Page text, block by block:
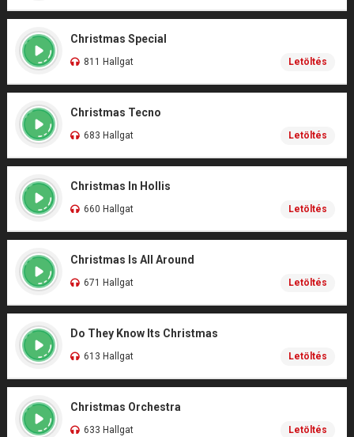
Christmas Special
811 Hallgat Letöltés
Christmas Tecno
683 Hallgat Letöltés
Christmas In Hollis
660 Hallgat Letöltés
Christmas Is All Around
671 Hallgat Letöltés
Do They Know Its Christmas
613 Hallgat Letöltés
Christmas Orchestra
633 Hallgat Letöltés